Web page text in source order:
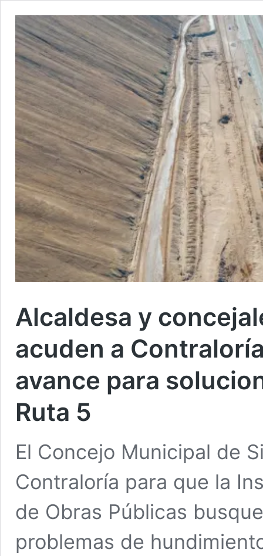
Alcaldesa y
acuden a
avance para
Ruta 5
El Concejo Municipal de
Contraloría para que la
de Obras Públicas
problemas de